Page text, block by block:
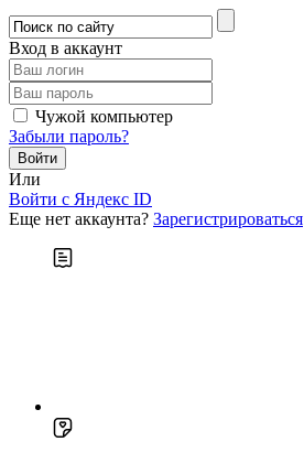
Вход в аккаунт
Чужой компьютер
Забыли пароль?
Или
Войти c Яндекс ID
Еще нет аккаунта? Зарегистрироваться